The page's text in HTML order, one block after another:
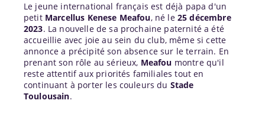
Le jeune international français est déjà papa d'un
petit Marcellus Kenese Meafou, né le 25 décembre
2023. La nouvelle de sa prochaine paternité a été
accueillie avec joie au sein du club, même si cette
annonce a précipité son absence sur le terrain. En
prenant son rôle au sérieux, Meafou montre qu'il
reste attentif aux priorités familiales tout en
continuant à porter les couleurs du Stade
Toulousain.